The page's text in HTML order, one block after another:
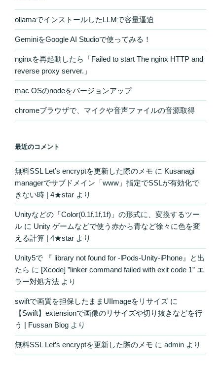
ollamaでインストールしたLLMで容量逼迫
GeminiをGoogle AI Studioで使ってみる！
nginxを再起動したら「Failed to start The nginx HTTP and
reverse proxy server.」
mac OSのnodeをバージョンアップ
chromeブラウザで、マイクや音声ファイルの音源取得
最近のコメント
無料SSL Let’s encryptを更新した際のメモ に Kusanagi
managerでサブドメイン「www」指定でSSLが有効化で
きない時 | 4★star より
Unityなどの「Color(0.1f,1f,1f)」の形式に、変換するツー
ル に Unity ゲームなどで使う赤から青など徐々に色を変
える計算 | 4★star より
Unity5で 『 library not found for -lPods-Unity-iPhone』と出
たら に [Xcode] ”linker command failed with exit code 1” エ
ラー対処方法 より
swiftで画質を担保したままUIImageをリサイズ に
【Swift】extensionで画像のリサイズや切り抜きなどを行
う | Fussan Blog より
無料SSL Let’s encryptを更新した際のメモ に admin より